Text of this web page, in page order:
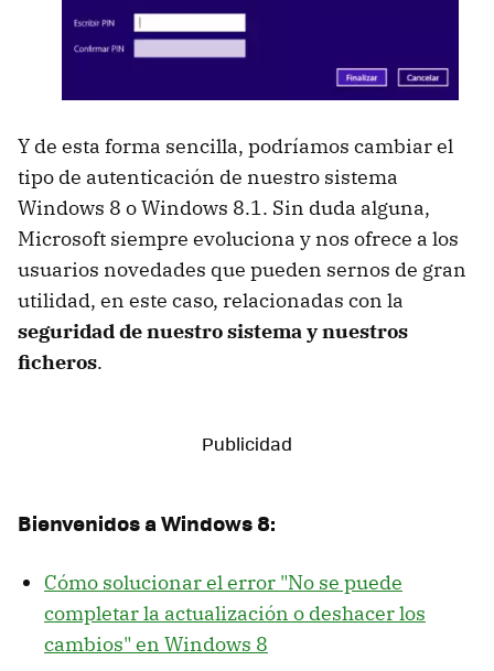
Y de esta forma sencilla, podríamos cambiar el
tipo de autenticación de nuestro sistema
Windows 8 o Windows 8.1. Sin duda alguna,
Microsoft siempre evoluciona y nos ofrece a los
usuarios novedades que pueden sernos de gran
utilidad, en este caso, relacionadas con la
seguridad de nuestro sistema y nuestros
ficheros.
Bienvenidos a Windows 8:
Cómo solucionar el error "No se puede
completar la actualización o deshacer los
cambios" en Windows 8